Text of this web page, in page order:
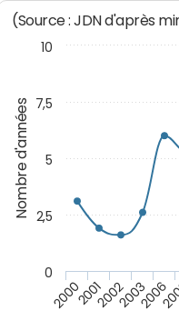
Nombre d'années
(Source : JDN d'après
20002001200220032006
0
10
2,5
5
7,5